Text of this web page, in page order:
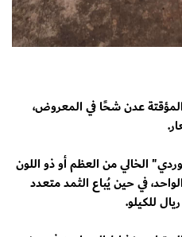
عدن شحًا في المعروض،
الخالي من العظم أو ذو اللون
ريال للكيلو الواحد، في حين يُباع الثمد متعدد